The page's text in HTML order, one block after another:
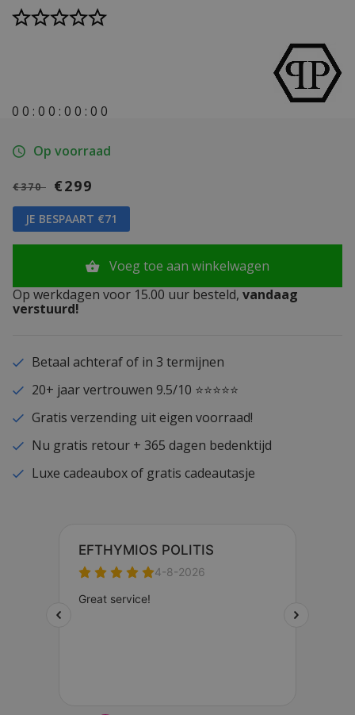
0 0 : 0 0 : 0 0 : 0 0
Op voorraad
€370 €299
JE BESPAART €71
Voeg toe aan winkelwagen
Op werkdagen voor 15.00 uur besteld, vandaag
verstuurd!
Betaal achteraf of in 3 termijnen
20+ jaar vertrouwen 9.5/10 ⭐⭐⭐⭐⭐
Gratis verzending uit eigen voorraad!
Nu gratis retour + 365 dagen bedenktijd
Luxe cadeaubox of gratis cadeautasje